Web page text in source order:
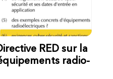
RED sur la
radio-